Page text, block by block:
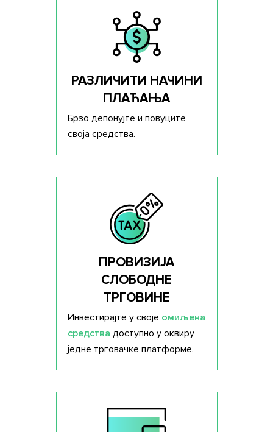
РАЗЛИЧИТИ НАЧИНИ
ПЛАЋАЊА
Брзо депонујте и повуците
своја средства.
ПРОВИЗИЈА
СЛОБОДНЕ
ТРГОВИНЕ
Инвестирајте у своје омиљена
средства доступно у оквиру
једне трговачке платформе.